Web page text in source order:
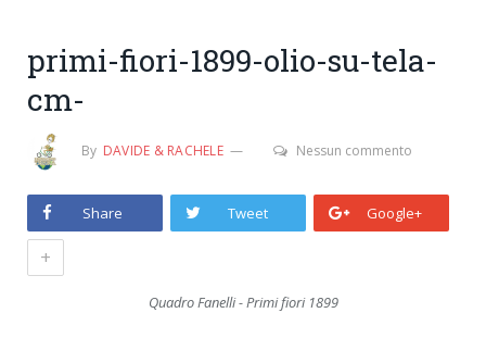
primi-fiori-1899-olio-su-tela-
cm-
By DAVIDE & RACHELE Nessun commento
Share Tweet Google+
+
Quadro Fanelli - Primi fiori 1899